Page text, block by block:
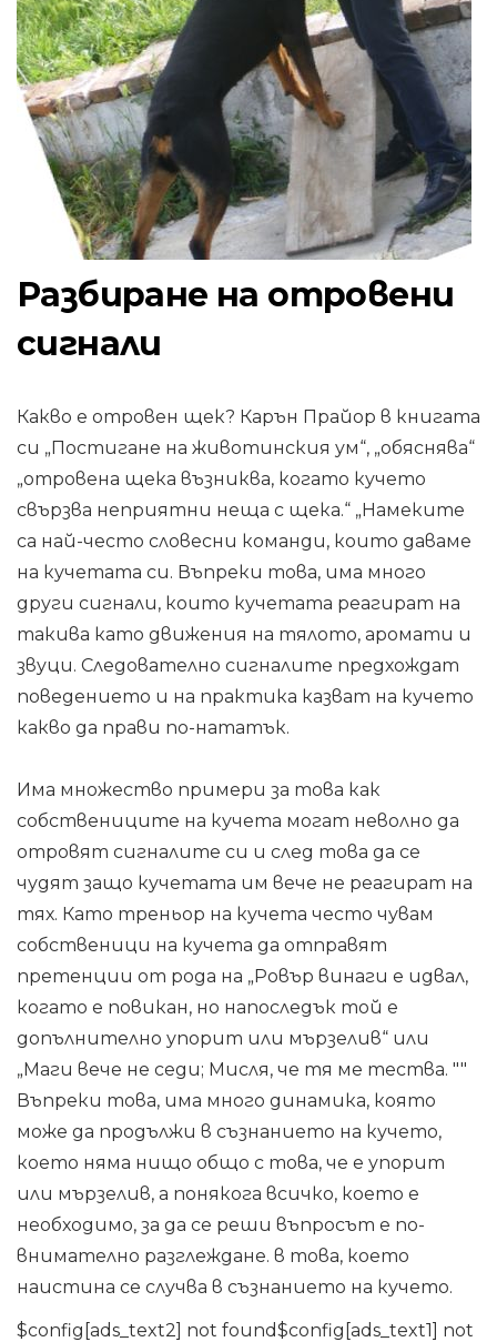
Разбиране на отровени
сигнали
Какво е отровен щек? Карън Прайор в книгата
си „Постигане на животинския ум“, „обяснява“
„отровена щека възниква, когато кучето
свързва неприятни неща с щека.“ „Намеките
са най-често словесни команди, които даваме
на кучетата си. Въпреки това, има много
други сигнали, които кучетата реагират на
такива като движения на тялото, аромати и
звуци. Следователно сигналите предхождат
поведението и на практика казват на кучето
какво да прави по-нататък.
Има множество примери за това как
собствениците на кучета могат неволно да
отровят сигналите си и след това да се
чудят защо кучетата им вече не реагират на
тях. Като треньор на кучета често чувам
собственици на кучета да отправят
претенции от рода на „Ровър винаги е идвал,
когато е повикан, но напоследък той е
допълнително упорит или мързелив“ или
„Маги вече не седи; Мисля, че тя ме тества. ""
Въпреки това, има много динамика, която
може да продължи в съзнанието на кучето,
което няма нищо общо с това, че е упорит
или мързелив, а понякога всичко, което е
необходимо, за да се реши въпросът е по-
внимателно разглеждане. в това, което
наистина се случва в съзнанието на кучето.
$config[ads_text2] not found$config[ads_text1] not